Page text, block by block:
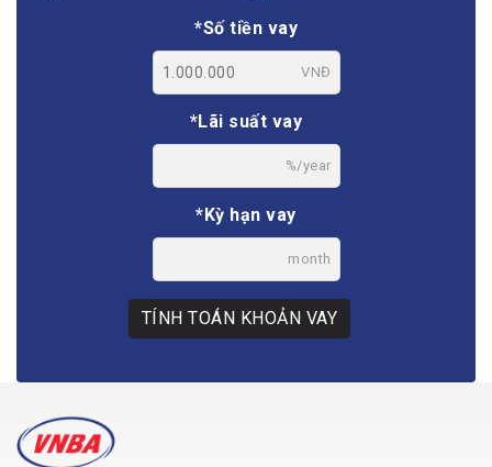
*Số tiền vay
VNĐ
*Lãi suất vay
%/year
*Kỳ hạn vay
month
TÍNH TOÁN KHOẢN VAY